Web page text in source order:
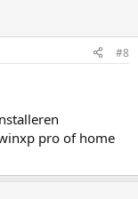
#8
pro of home